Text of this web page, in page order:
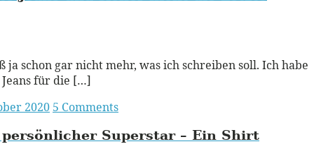
ja schon gar nicht mehr, was ich schreiben soll. Ich habe
Jeans für die […]
2020 5 Comments
Superstar – Ein Shirt